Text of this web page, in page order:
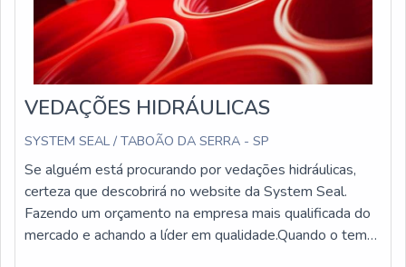
VEDAÇÕES HIDRÁULICAS
SYSTEM SEAL / TABOÃO DA SERRA - SP
Se alguém está procurando por vedações hidráulicas,
certeza que descobrirá no website da System Seal.
Fazendo um orçamento na empresa mais qualificada do
mercado e achando a líder em qualidade.Quando o tema